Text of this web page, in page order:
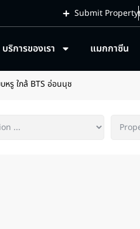
Submit Property
บริการของเรา แมกกาซีน
หรู ใกล้ BTS อ่อนนุช